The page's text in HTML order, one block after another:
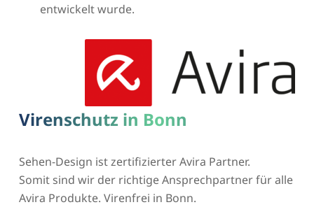
entwickelt wurde.
Virenschutz in Bonn
Sehen-Design ist zertifizierter Avira Partner.
Somit sind wir der richtige Ansprechpartner für alle
Avira Produkte. Virenfrei in Bonn.